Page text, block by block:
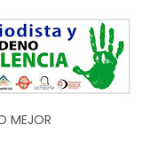
MEJOR